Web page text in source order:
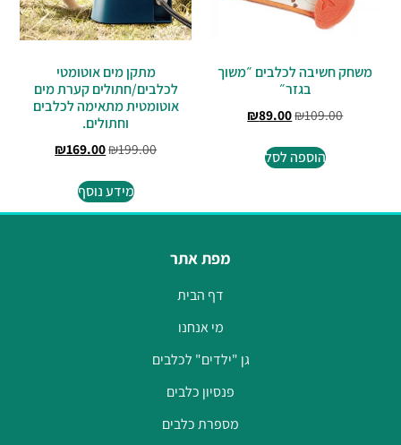
משחק חשיבה לכלבים ״משוך
בגזר״
₪109.00
₪89.00
הוספה לסל
מתקן מים אוטומטי
לכלבים/חתולים קערת מים
אוטומטית מתאימה לכלבים
וחתולים.
₪199.00
₪169.00
מידע נוסף
מפת אתר
דף הבית
מי אנחנו
גן "ילדים" לכלבים
פנסיון כלבים
מספרת כלבים